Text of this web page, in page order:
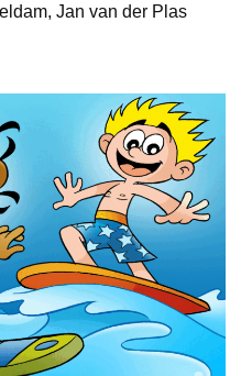
Jan van der Plas